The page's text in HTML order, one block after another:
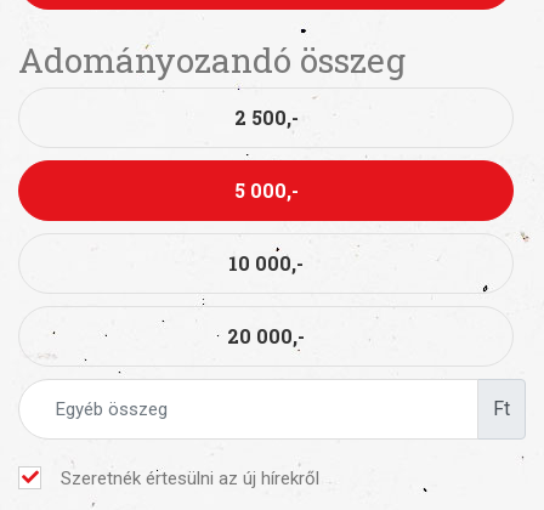
Adományozandó összeg
2 500,-
5 000,-
10 000,-
20 000,-
Ft
Szeretnék értesülni az új hírekről